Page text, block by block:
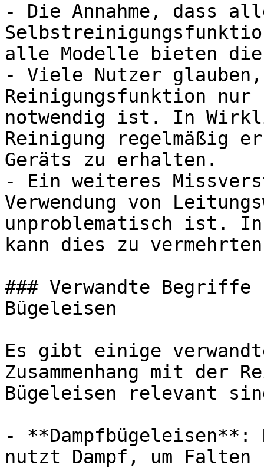
- Die Annahme, dass
alle Modelle bieten
- Viele Nutzer
Reinigungsfunktion nur
notwendig ist. In
Reinigung regelmäßig
Geräts zu erhalten.
- Ein weiteres
Verwendung von
unproblematisch ist. In
kann dies zu
### Verwandte
Bügeleisen
Es gibt einige
Zusammenhang mit der
Bügeleisen relevant
- **Dampfbügeleisen**:
nutzt Dampf, um